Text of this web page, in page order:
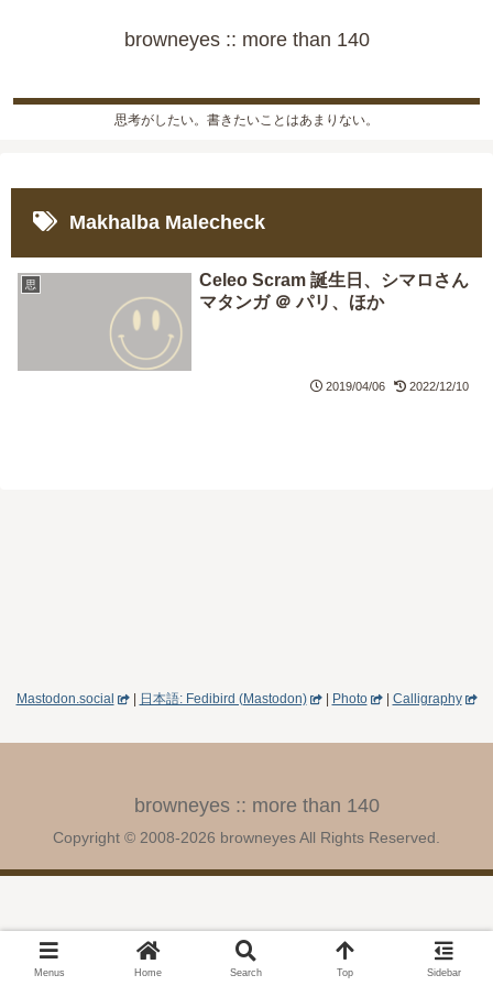
browneyes :: more than 140
思考がしたい。書きたいことはあまりない。
Makhalba Malecheck
思
Celeo Scram 誕生日、シマロさん
マタンガ ＠ パリ、ほか
2019/04/06 2022/12/10
Mastodon.social | 日本語: Fedibird (Mastodon) | Photo | Calligraphy
browneyes :: more than 140
Copyright © 2008-2026 browneyes All Rights Reserved.
Menus Home Search Top Sidebar